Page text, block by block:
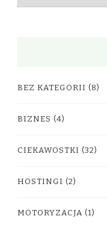
BEZ KATEGORII (8)
BIZNES (4)
CIEKAWOSTKI (32)
HOSTINGI (2)
MOTORYZACJA (1)